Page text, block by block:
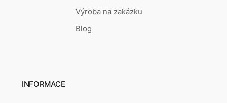
Výroba na zakázku
Blog
INFORMACE